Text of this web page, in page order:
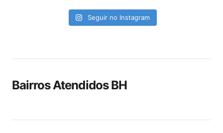
Seguir no Instagram
Bairros Atendidos BH